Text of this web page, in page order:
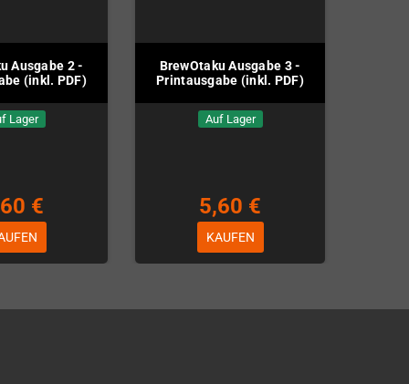
Ausgabe 2 -
(inkl. PDF)
Lager
€
BrewOtaku Ausgabe 3 -
Printausgabe (inkl. PDF)
Auf Lager
5,60 €
KAUFEN